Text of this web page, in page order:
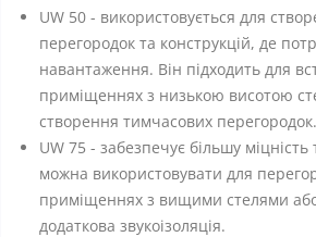
UW 50 - використовується для
перегородок та конструкцій, де
навантаження. Він підходить для
приміщеннях з низькою висотою
створення тимчасових перегородок.
UW 75 - забезпечує більшу міцність
можна використовувати для
приміщеннях з вищими стелями
додаткова звукоізоляція.